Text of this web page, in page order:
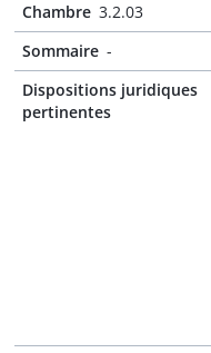
Chambre 3.2.03
Sommaire -
Dispositions juridiques
pertinentes